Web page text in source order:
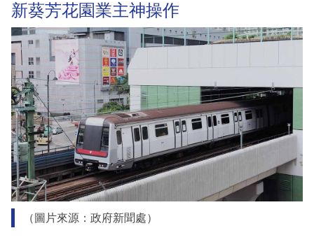
新葵芳花園業主神操作
（圖片來源：政府新聞處）